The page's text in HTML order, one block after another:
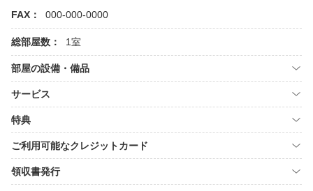
FAX：
000-000-0000
総部屋数： 1室
部屋の設備・備品
サービス
特典
ご利用可能なクレジットカード
領収書発行